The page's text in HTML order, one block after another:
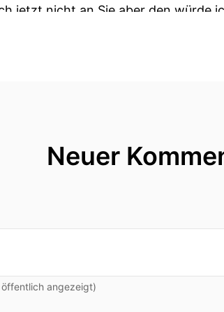
jetzt nicht an Sie aber den würde
von Jugend wird sich wie
noch ausführlicher sprechen.
Kleinwichter, ich bin einer von
Neuer
angezeigt)